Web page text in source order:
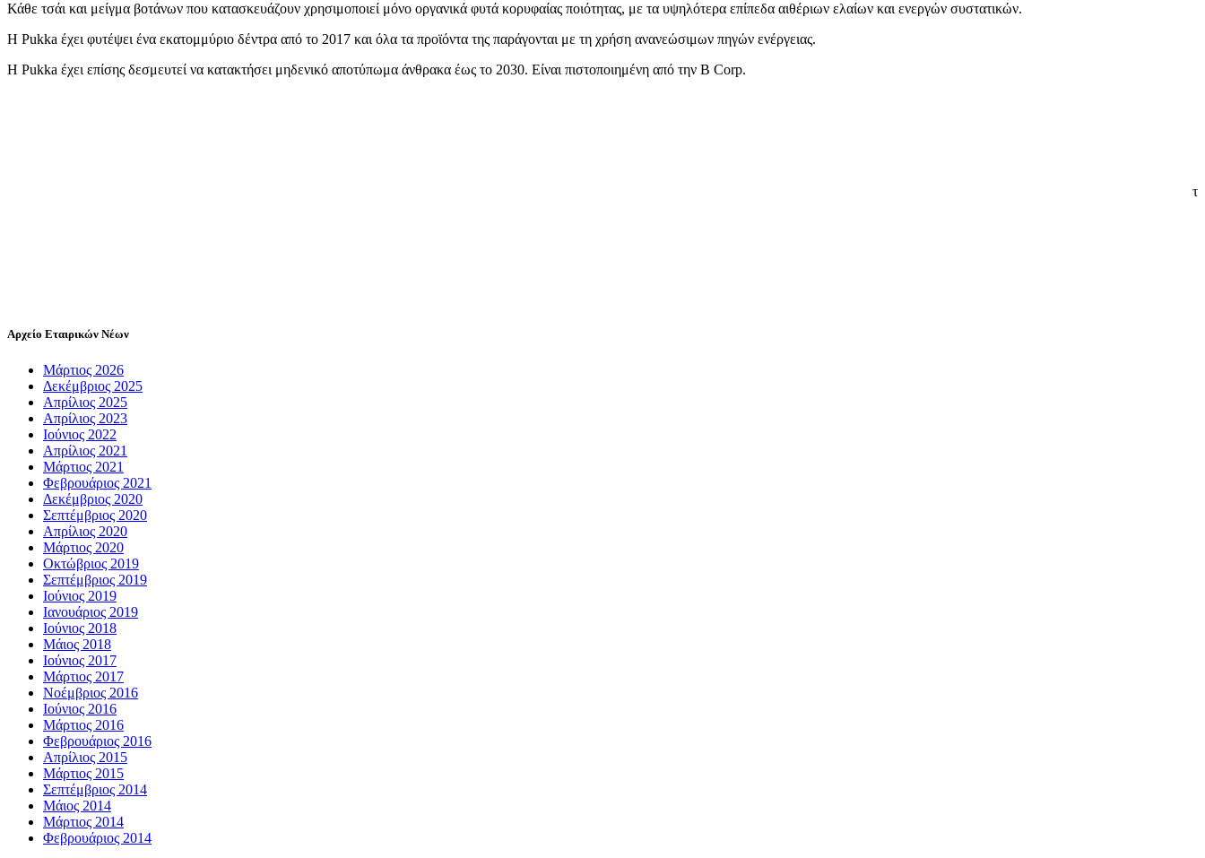
Κάθε τσάι και μείγμα βοτάνων που κατασκευάζουν χρησιμοποιεί μόνο οργανικά φυτά κορυφαίας ποιότητας, με τα υψηλότερα επίπεδα αιθέριων ελαίων και ενεργών συστατικών.
Η Pukka έχει φυτέψει ένα εκατομμύριο δέντρα από το 2017 και όλα τα προϊόντα της παράγονται με τη χρήση ανανεώσιμων πηγών ενέργειας.
Η Pukka έχει επίσης δεσμευτεί να κατακτήσει μηδενικό αποτύπωμα άνθρακα έως το 2030. Είναι πιστοποιημένη από την B Corp.
τ
Αρχείο Εταιρικών Νέων
Μάρτιος 2026
Δεκέμβριος 2025
Απρίλιος 2025
Απρίλιος 2023
Ιούνιος 2022
Απρίλιος 2021
Μάρτιος 2021
Φεβρουάριος 2021
Δεκέμβριος 2020
Σεπτέμβριος 2020
Απρίλιος 2020
Μάρτιος 2020
Οκτώβριος 2019
Σεπτέμβριος 2019
Ιούνιος 2019
Ιανουάριος 2019
Ιούνιος 2018
Μάιος 2018
Ιούνιος 2017
Μάρτιος 2017
Νοέμβριος 2016
Ιούνιος 2016
Μάρτιος 2016
Φεβρουάριος 2016
Απρίλιος 2015
Μάρτιος 2015
Σεπτέμβριος 2014
Μάιος 2014
Μάρτιος 2014
Φεβρουάριος 2014